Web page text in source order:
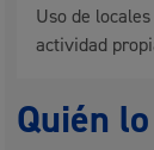
Uso de
actividad
Quién